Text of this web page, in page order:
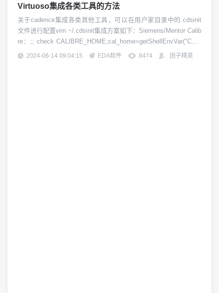
Virtuoso集成各类工具的方法
关于cadence集成各类其他工具，可以在用户家目录中的.cdsinit
文件进行配置vim ~/.cdsinit集成方案如下：Siemens/Mentor Calib
re：;; check CALIBRE_HOME;cal_home=getShellEnvVar("CALI
BRE_HOME")if( cal_home==nil...
2024-06-14 09:04:15 EDA软件 8474 团子精英